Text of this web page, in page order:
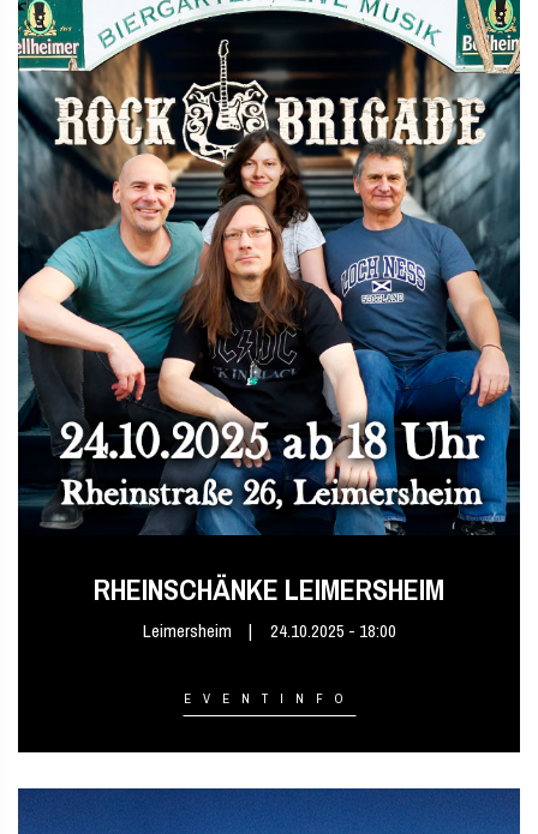
RHEINSCHÄNKE LEIMERSHEIM
Leimersheim 24.10.2025 - 18:00
EVENTINFO